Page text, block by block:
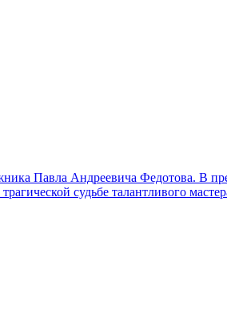
Павла Андреевича Федотова. В
судьбе талантливого